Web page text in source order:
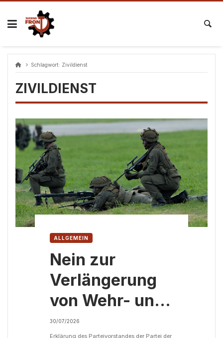
Skip
content
Schlagwort: Zivildienst
ZIVILDIENST
ALLGEMEIN
Nein zur
Verlängerung
von Wehr- und
Zivildienst!
30/07/2026
Erklärung des Parteivorstandes der Partei der